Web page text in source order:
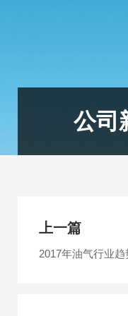
公司
上一篇
2017年油气行业趋